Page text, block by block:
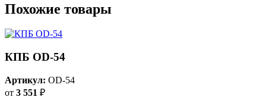
Похожие товары
КПБ OD-54
Артикул: OD-54
от 3 551 ₽